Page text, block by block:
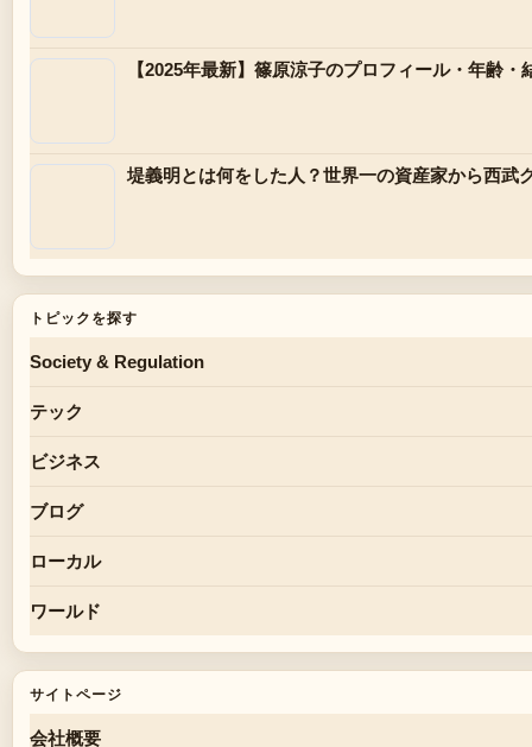
【2025年最新】篠原涼子のプロフィール・年齢
堤義明とは何をした人？世界一の資産家から西武
トピックを探す
Society & Regulation
テック
ビジネス
ブログ
ローカル
ワールド
サイトページ
会社概要